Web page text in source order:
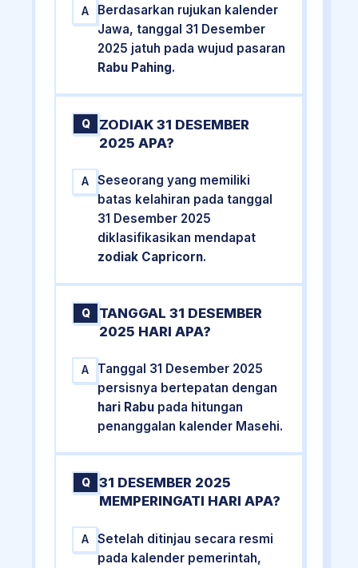
A
Berdasarkan rujukan kalender
Jawa, tanggal 31 Desember
2025 jatuh pada wujud pasaran
Rabu Pahing.
Q
ZODIAK 31 DESEMBER
2025 APA?
A
Seseorang yang memiliki
batas kelahiran pada tanggal
31 Desember 2025
diklasifikasikan mendapat
zodiak Capricorn.
Q
TANGGAL 31 DESEMBER
2025 HARI APA?
A
Tanggal 31 Desember 2025
persisnya bertepatan dengan
hari Rabu pada hitungan
penanggalan kalender Masehi.
Q
31 DESEMBER 2025
MEMPERINGATI HARI APA?
A
Setelah ditinjau secara resmi
pada kalender pemerintah,